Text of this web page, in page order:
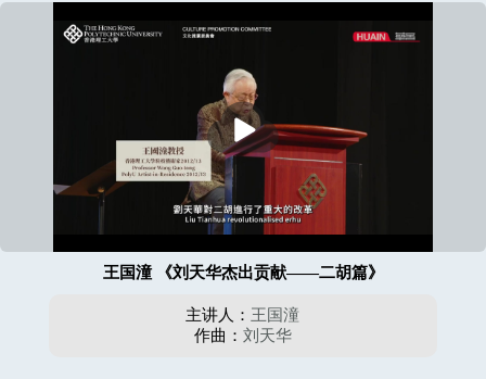
播
放
王国潼 《刘天华杰出贡献——二胡篇》
主讲人： 王国潼
作曲： 刘天华